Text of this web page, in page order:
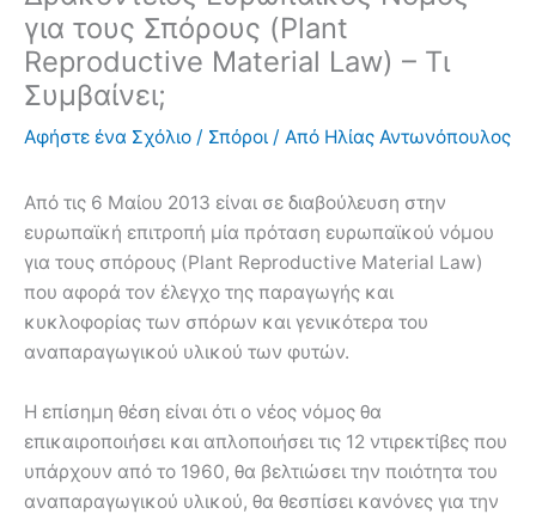
για τους Σπόρους (Plant
Reproductive Material Law) – Τι
Συμβαίνει;
Αφήστε ένα Σχόλιο / Σπόροι / Από Ηλίας Αντωνόπουλος
Από τις 6 Μαίου 2013 είναι σε διαβούλευση στην
ευρωπαϊκή επιτροπή μία πρόταση ευρωπαϊκού νόμου
για τους σπόρους (Plant Reproductive Material Law)
που αφορά τον έλεγχο της παραγωγής και
κυκλοφορίας των σπόρων και γενικότερα του
αναπαραγωγικού υλικού των φυτών.
Η επίσημη θέση είναι ότι ο νέος νόμος θα
επικαιροποιήσει και απλοποιήσει τις 12 ντιρεκτίβες που
υπάρχουν από το 1960, θα βελτιώσει την ποιότητα του
αναπαραγωγικού υλικού, θα θεσπίσει κανόνες για την